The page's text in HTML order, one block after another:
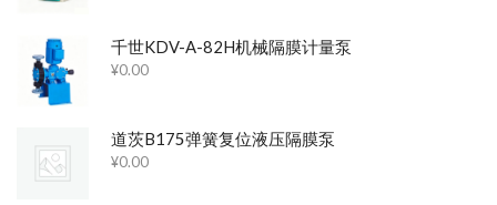
千世KDV-A-82H机械隔膜计量泵
¥0.00
道茨B175弹簧复位液压隔膜泵
¥0.00